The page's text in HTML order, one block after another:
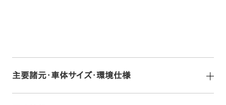
主要諸元・車体サイズ・環境仕様